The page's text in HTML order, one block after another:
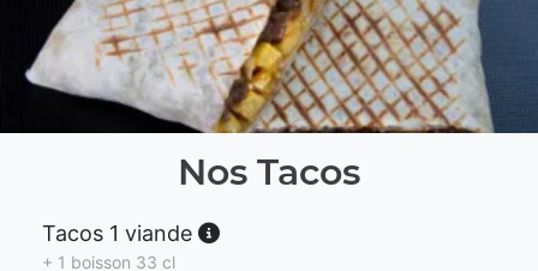
Nos Tacos
Tacos 1 viande
+ 1 boisson 33 cl